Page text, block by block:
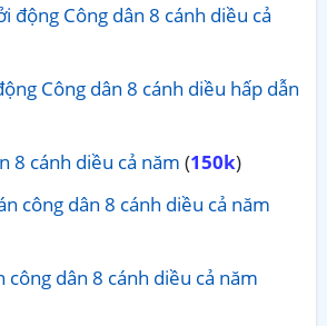
động Công dân 8 cánh diều cả
Công dân 8 cánh diều hấp dẫn
8 cánh diều cả năm (150k)
công dân 8 cánh diều cả năm
công dân 8 cánh diều cả năm